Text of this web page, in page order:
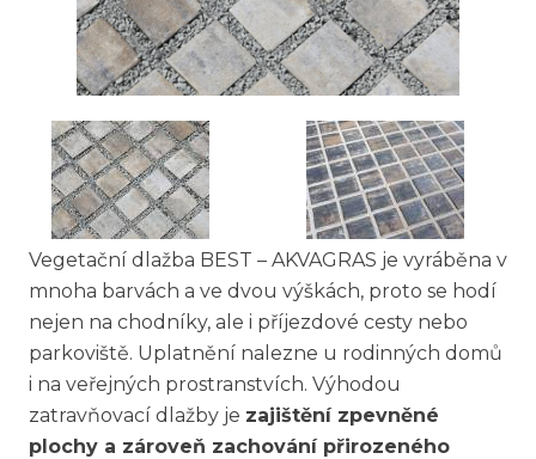
Vegetační dlažba BEST – AKVAGRAS je vyráběna v
mnoha barvách a ve dvou výškách, proto se hodí
nejen na chodníky, ale i příjezdové cesty nebo
parkoviště. Uplatnění nalezne u rodinných domů
i na veřejných prostranstvích. Výhodou
zatravňovací dlažby je zajištění zpevněné
plochy a zároveň zachování přirozeného